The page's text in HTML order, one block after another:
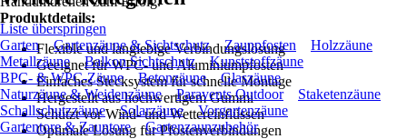
Produktdetails:
Flexible und langlebige Verbindungslösung
Geeignet für WPC- und Aluminiumpfosten
Einfaches Stecksystem für schnelle Montage
Hergestellt aus hochwertigem Gummi
Schützt vor Wind- und Wettereinflüssen
Optimale Lösung für Pfostenverbindungen
Liste überspringen
Garten
Gartenzäune & Sichtschutz Zaunpfosten
Holzzäune
Metallzäune
Balkon Sichtschutz
Kunststoffzäune
BPC- & WPC-Zäune
Betonzäune
Glaszäune
Naturzäune & Weidenzäune
Paravents Outdoor
Staketenzäune
Schallschutzzäune
Solarzäune
Vorgartenzäune
Gartentore & Zauntore
Gartenzaunzubehör